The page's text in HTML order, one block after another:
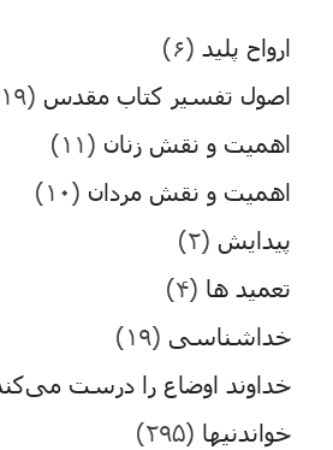
ارواح پلید (۶)
اصول تفسیر کتاب مقدس (۱۹)
اهمیت و نقش زنان (۱۱)
اهمیت و نقش مردان (۱۰)
پیدایش (۲)
تعمید ها (۴)
خداشناسی (۱۹)
خداوند اوضاع را درست
خواندنیها (۲۹۵)